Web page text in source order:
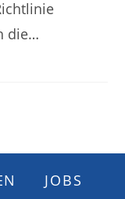
die…
JOBS